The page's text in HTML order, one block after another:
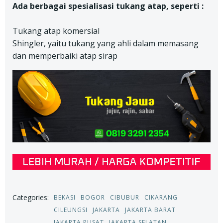
Ada berbagai spesialisasi tukang atap, seperti :
Tukang atap komersial
Shingler, yaitu tukang yang ahli dalam memasang
dan memperbaiki atap sirap
Categories: BEKASI BOGOR CIBUBUR
CIKARANG
CILEUNGSI
JAKARTA
JAKARTA BARAT